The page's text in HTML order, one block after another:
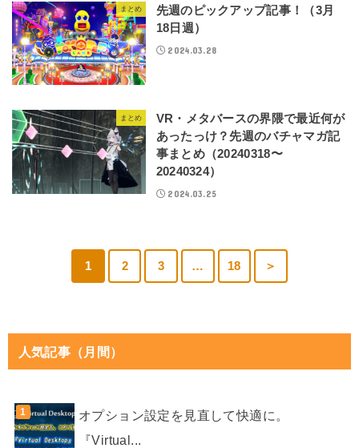
まとめ
先週のピックアップ記事！（3月
18日週）
2024.03.28
まとめ
VR・メタバースの界隈で最近何が
あったっけ？先週のバチャマガ記
事まとめ（20240318〜
20240324）
2024.03.25
1 2 3 … 18 ＞
人気記事（月間）
オプション設定を見直して快適に。
『Virtual...